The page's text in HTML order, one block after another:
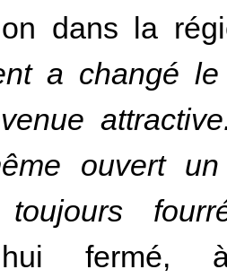
dans la
a changé
ouvert
toujours